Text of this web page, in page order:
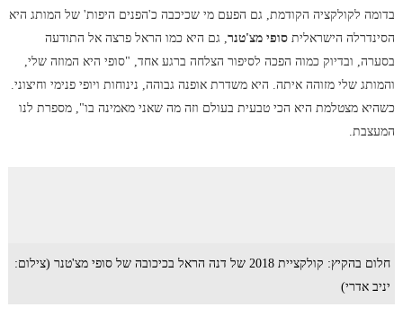
בדומה לקולקציה הקודמת, גם הפעם מי שכיכבה כ'הפנים היפות' של המותג היא
הסינדרלה הישראלית סופי מצ'טנר, גם היא כמו הראל פרצה אל התודעה
בסערה, ובדיוק כמוה הפכה לסיפור הצלחה ברגע אחד, "סופי היא המוזה שלי,
והמותג שלי מזוהה איתה. היא משדרת אופנה גבוהה, נינוחות ויופי פנימי וחיצוני.
כשהיא מצטלמת היא הכי טבעית בעולם וזה מה שאני מאמינה בו", מספרת לנו
המעצבת.
חלום בהקיץ: קולקציית 2018 של דנה הראל בכיכובה של סופי מצ'טנר (צילום:
יניב אדרי)